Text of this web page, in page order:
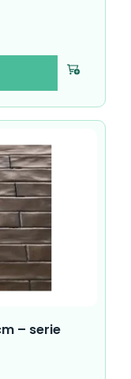
Voeg toe
– serie